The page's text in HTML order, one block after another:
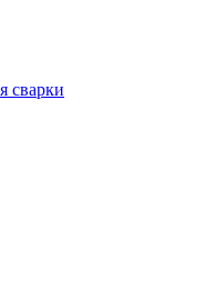
сварки